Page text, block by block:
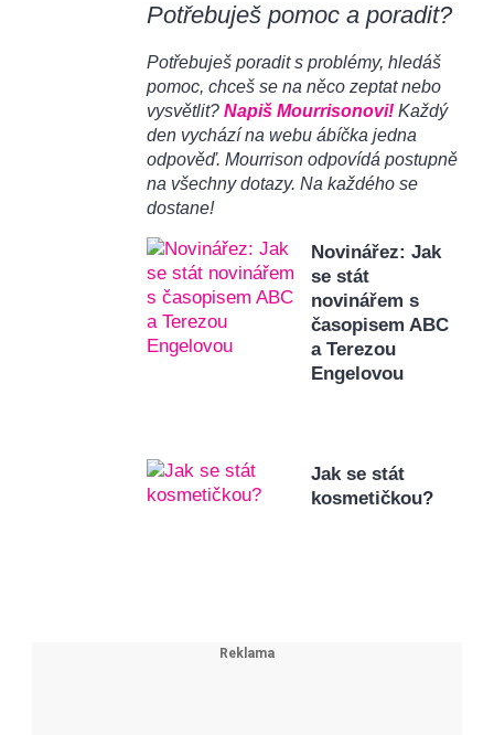
Potřebuješ pomoc a poradit?
Potřebuješ poradit s problémy, hledáš
pomoc, chceš se na něco zeptat nebo
vysvětlit? Napiš Mourrisonovi! Každý
den vychází na webu ábíčka jedna
odpověď. Mourrison odpovídá postupně
na všechny dotazy. Na každého se
dostane!
Novinářez: Jak
se stát
novinářem s
časopisem ABC
a Terezou
Engelovou
Jak se stát
kosmetičkou?